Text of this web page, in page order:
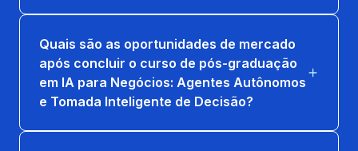
Quais são as oportunidades de mercado
após concluir o curso de pós-graduação
em IA para Negócios: Agentes Autônomos
e Tomada Inteligente de Decisão?